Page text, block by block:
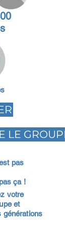
LE GROUPE
pas
ça !
votre
et
générations